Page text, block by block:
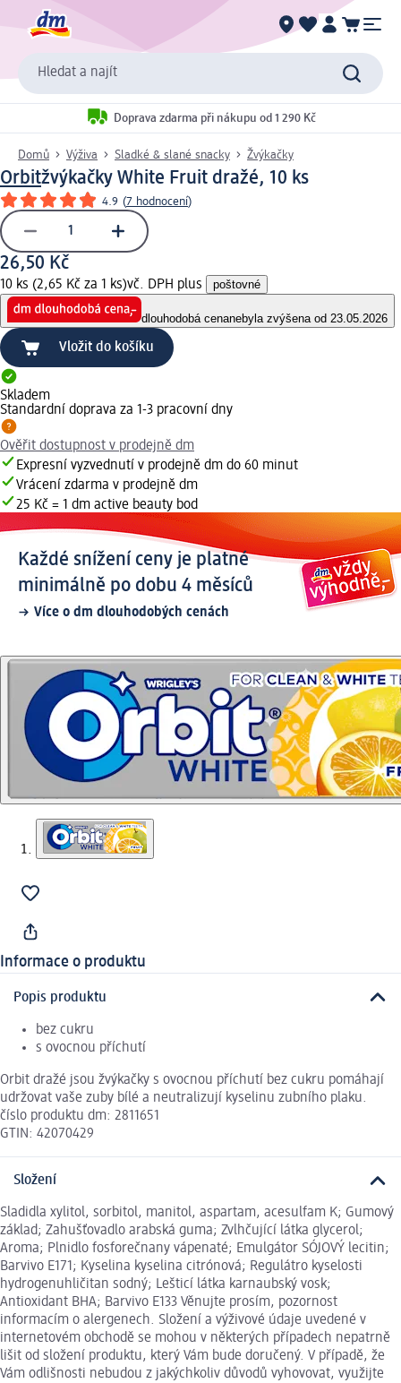
Hledat a najít
Doprava zdarma při nákupu od 1 290 Kč
Domů Výživa Sladké & slané snacky Žvýkačky
Orbitžvýkačky White Fruit dražé, 10 ks
4.9 (7 hodnocení)
26,50 Kč
10 ks (2,65 Kč za 1 ks)vč. DPH plus poštovné
dlouhodobá cenanebyla zvýšena od 23.05.2026
Vložit do košíku
Skladem
Standardní doprava za 1-3 pracovní dny
Ověřit dostupnost v prodejně dm
Expresní vyzvednutí v prodejně dm do 60 minut
Vrácení zdarma v prodejně dm
25 Kč = 1 dm active beauty bod
Každé snížení ceny je platné
minimálně po dobu 4 měsíců
Více o dm dlouhodobých cenách
Informace o produktu
Popis produktu
bez cukru
s ovocnou příchutí
Orbit dražé jsou žvýkačky s ovocnou příchutí bez cukru pomáhají
udržovat vaše zuby bílé a neutralizují kyselinu zubního plaku.
číslo produktu dm: 2811651
GTIN: 42070429
Složení
Sladidla xylitol, sorbitol, manitol, aspartam, acesulfam K; Gumový
základ; Zahušťovadlo arabská guma; Zvlhčující látka glycerol;
Aroma; Plnidlo fosforečnany vápenaté; Emulgátor SÓJOVÝ lecitin;
Barvivo E171; Kyselina kyselina citrónová; Regulátro kyselosti
hydrogenuhličitan sodný; Lešticí látka karnaubský vosk;
Antioxidant BHA; Barvivo E133 Věnujte prosím, pozornost
informacím o alergenech. Složení a výživové údaje uvedené v
internetovém obchodě se mohou v některých případech nepatrně
lišit od složení produktu, který Vám bude doručený. V případě, že
Vám odlišnosti nebudou z jakýchkoliv důvodů vyhovovat, využijte